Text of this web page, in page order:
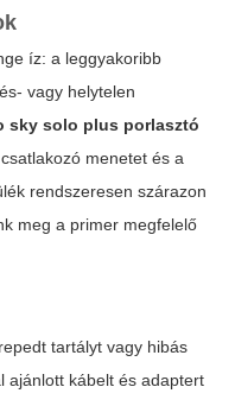
íz: a leggyakoribb
vagy helytelen
sky solo plus porlasztó
menetet és a
rendszeresen szárazon
meg a primer megfelelő
tartályt vagy hibás
ajánlott kábelt és adaptert